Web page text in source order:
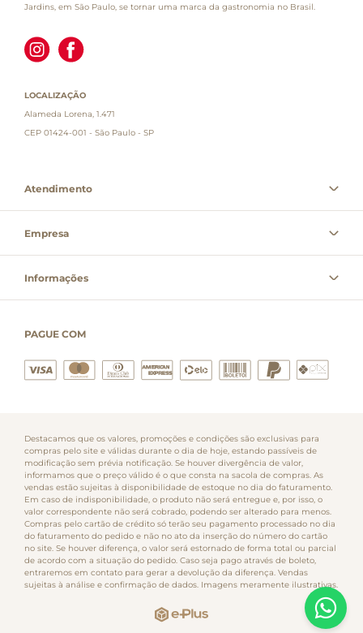
Jardins, em São Paulo, se tornar uma marca da gastronomia no Brasil.
LOCALIZAÇÃO
Alameda Lorena, 1.471
CEP 01424-001 - São Paulo - SP
Atendimento
Empresa
Informações
PAGUE COM
Destacamos que os valores, promoções e condições são exclusivas para
compras pelo site e válidas durante o dia de hoje, estando passíveis de
modificação sem prévia notificação. Se houver divergência de valor,
informamos que o preço válido é o que consta na sacola de compras. As
vendas estão sujeitas à disponibilidade de estoque no dia do faturamento.
Em caso de indisponibilidade, o produto não será entregue e, por isso, o
valor correspondente não será cobrado, podendo ser alterado para menos.
Compras pelo cartão de crédito só terão seu pagamento processado no dia
do faturamento do pedido e não no ato da inserção do número do cartão
no site. Se houver diferença, o valor será estornado de forma total ou parcial
de acordo com a situação do pedido. Caso seja pago através de boleto,
entraremos em contato para gerar a devolução da diferença. Vendas
sujeitas à análise e confirmação de dados. Imagens meramente ilustrativas.